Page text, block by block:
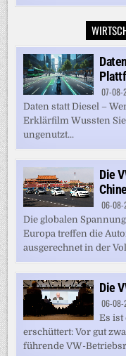
07-08-
Daten statt Diesel –
Erklärfilm Wussten
ungenutzt...
Die
06-08-
Die globalen
Europa treffen die
ausgerechnet in der
Die
06-08-
Es ist
erschüttert: Vor gut
führende VW-